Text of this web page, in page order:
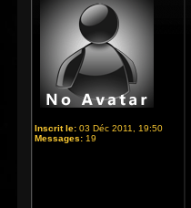
Inscrit le: 03 Déc 2011, 19:50
Messages: 19